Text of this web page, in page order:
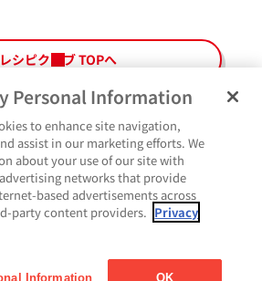
ペ
ー
レシピクラブ TOPへ
ペ
ー
ジ
最
上
部
Glicoメンバーズ会員規約プライバシーポリシー
い合わせCookie設定Glicoホームページ
Personal Information
to enhance site navigation,
assist in our marketing efforts. We
about your use of our site with
networks that provide
based advertisements across
party content providers. Privacy
Information OK